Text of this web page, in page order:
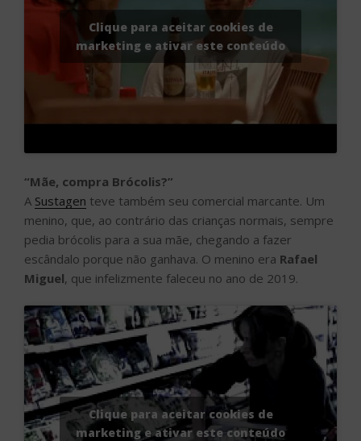
Clique para aceitar cookies de
marketing e ativar este conteúdo
“Mãe, compra Brócolis?”
A Sustagen teve também seu comercial marcante. Um
menino, que, ao contrário das crianças normais, sempre
pedia brócolis para a sua mãe, chegando a fazer
escândalo porque não ganhava. O menino era Rafael
Miguel, que infelizmente faleceu no ano de 2019.
Clique para aceitar cookies de
marketing e ativar este conteúdo